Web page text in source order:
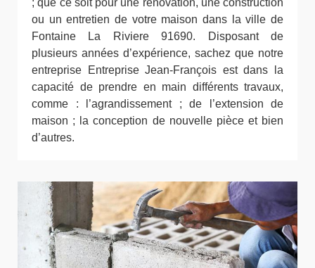
ou un entretien de votre maison dans la ville de
Fontaine La Riviere 91690. Disposant de
plusieurs années d’expérience, sachez que notre
entreprise Entreprise Jean-François est dans la
capacité de prendre en main différents travaux,
comme : l’agrandissement ; de l’extension de
maison ; la conception de nouvelle pièce et bien
d’autres.